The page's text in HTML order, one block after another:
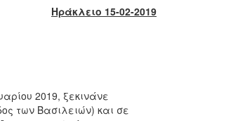
Ηράκλειο 15-02-2019
2019, ξεκινάνε
των Βασιλειών) και σε